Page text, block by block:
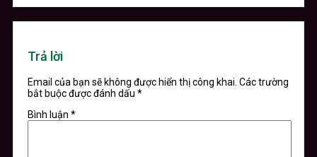
Trả lời
Email của bạn sẽ không được hiển thị công khai. Các trường
bắt buộc được đánh dấu *
Bình luận *